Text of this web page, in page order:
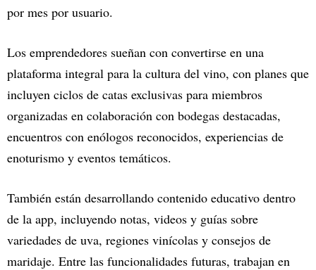
por mes por usuario.
Los emprendedores sueñan con convertirse en una
plataforma integral para la cultura del vino, con planes que
incluyen ciclos de catas exclusivas para miembros
organizadas en colaboración con bodegas destacadas,
encuentros con enólogos reconocidos, experiencias de
enoturismo y eventos temáticos.
También están desarrollando contenido educativo dentro
de la app, incluyendo notas, videos y guías sobre
variedades de uva, regiones vinícolas y consejos de
maridaje. Entre las funcionalidades futuras, trabajan en